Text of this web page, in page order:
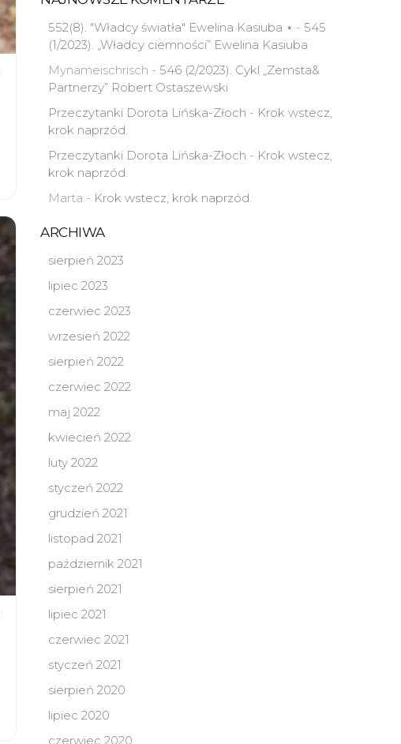
552(8). "Władcy światła" Ewelina Kasiuba ⋆ - 545
(1/2023). „Władcy ciemności” Ewelina Kasiuba
Mynameischrisch - 546 (2/2023). Cykl „Zemsta&
Partnerzy” Robert Ostaszewski
Przeczytanki Dorota Lińska-Złoch - Krok wstecz,
krok naprzód.
Przeczytanki Dorota Lińska-Złoch - Krok wstecz,
krok naprzód.
Marta - Krok wstecz, krok naprzód.
ARCHIWA
sierpień 2023
lipiec 2023
czerwiec 2023
wrzesień 2022
sierpień 2022
czerwiec 2022
maj 2022
kwiecień 2022
luty 2022
styczeń 2022
grudzień 2021
listopad 2021
październik 2021
sierpień 2021
lipiec 2021
czerwiec 2021
styczeń 2021
sierpień 2020
lipiec 2020
czerwiec 2020